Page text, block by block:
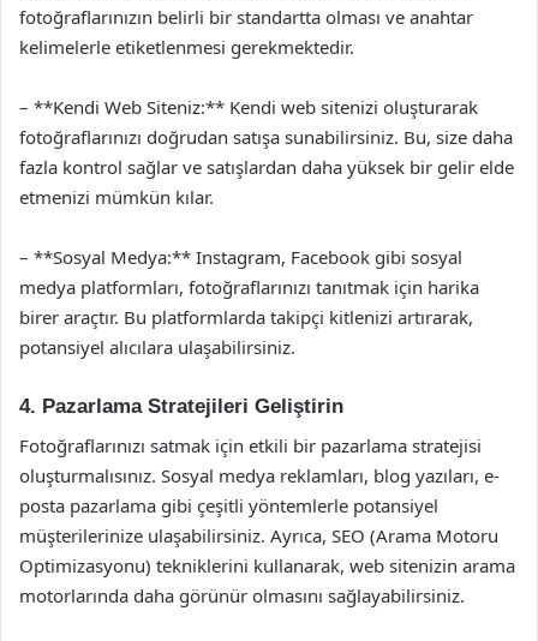
fotoğraflarınızın belirli bir standartta olması ve anahtar
kelimelerle etiketlenmesi gerekmektedir.
– **Kendi Web Siteniz:** Kendi web sitenizi oluşturarak
fotoğraflarınızı doğrudan satışa sunabilirsiniz. Bu, size daha
fazla kontrol sağlar ve satışlardan daha yüksek bir gelir elde
etmenizi mümkün kılar.
– **Sosyal Medya:** Instagram, Facebook gibi sosyal
medya platformları, fotoğraflarınızı tanıtmak için harika
birer araçtır. Bu platformlarda takipçi kitlenizi artırarak,
potansiyel alıcılara ulaşabilirsiniz.
4. Pazarlama Stratejileri Geliştirin
Fotoğraflarınızı satmak için etkili bir pazarlama stratejisi
oluşturmalısınız. Sosyal medya reklamları, blog yazıları, e-
posta pazarlama gibi çeşitli yöntemlerle potansiyel
müşterilerinize ulaşabilirsiniz. Ayrıca, SEO (Arama Motoru
Optimizasyonu) tekniklerini kullanarak, web sitenizin arama
motorlarında daha görünür olmasını sağlayabilirsiniz.